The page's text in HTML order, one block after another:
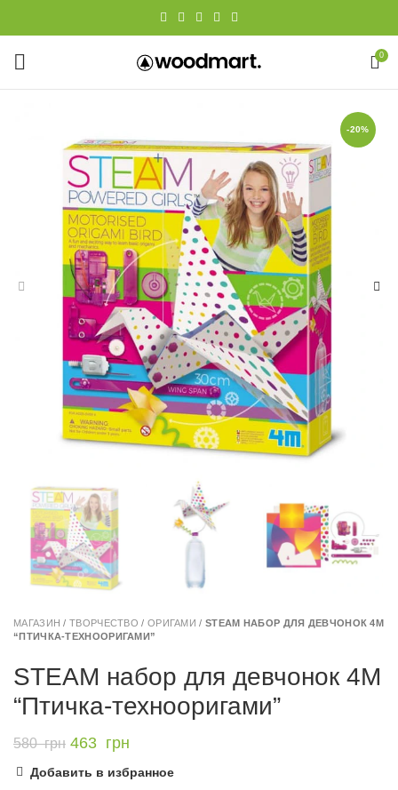
0
-20%
МАГАЗИН /ТВОРЧЕСТВО / ОРИГАМИ / STEAM НАБОР ДЛЯ ДЕВЧОНОК 4M
“ПТИЧКА-ТЕХНООРИГАМИ”
STEAM набор для девчонок 4M
“Птичка-технооригами”
580грн 463 грн
Добавить в избранное